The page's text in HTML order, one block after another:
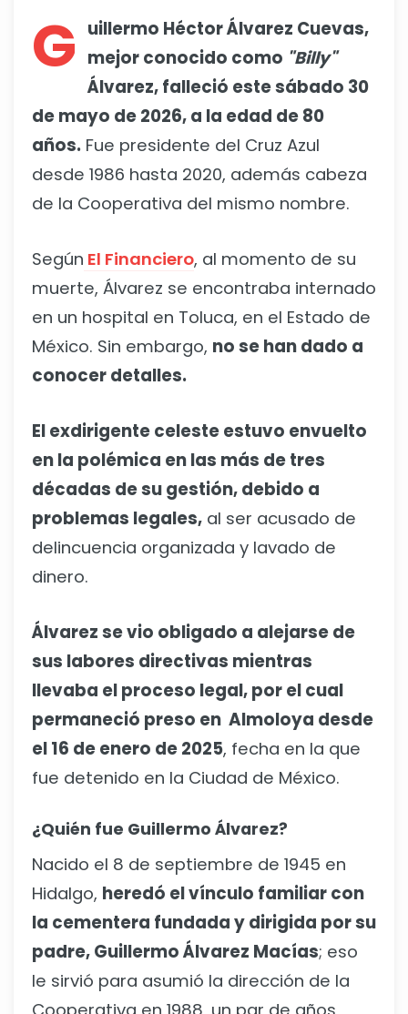
G uillermo Héctor Álvarez Cuevas,
mejor conocido como "Billy"
Álvarez, falleció este sábado 30
de mayo de 2026, a la edad de 80
años. Fue presidente del Cruz Azul
desde 1986 hasta 2020, además cabeza
de la Cooperativa del mismo nombre.
Según El Financiero, al momento de su
muerte, Álvarez se encontraba internado
en un hospital en Toluca, en el Estado de
México. Sin embargo, no se han dado a
conocer detalles.
El exdirigente celeste estuvo envuelto
en la polémica en las más de tres
décadas de su gestión, debido a
problemas legales, al ser acusado de
delincuencia organizada y lavado de
dinero.
Álvarez se vio obligado a alejarse de
sus labores directivas mientras
llevaba el proceso legal, por el cual
permaneció preso en Almoloya desde
el 16 de enero de 2025, fecha en la que
fue detenido en la Ciudad de México.
¿Quién fue Guillermo Álvarez?
Nacido el 8 de septiembre de 1945 en
Hidalgo, heredó el vínculo familiar con
la cementera fundada y dirigida por su
padre, Guillermo Álvarez Macías; eso
le sirvió para asumió la dirección de la